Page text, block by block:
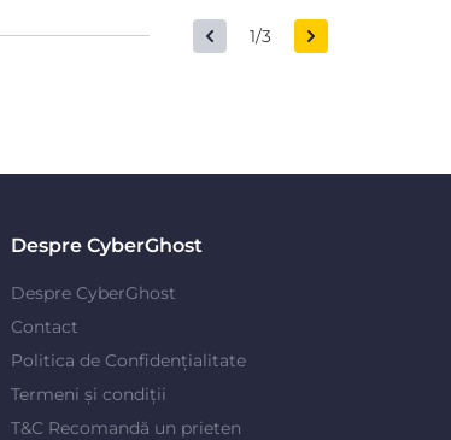
1/3
Despre CyberGhost
Despre CyberGhost
Contact
Politica de Confidențialitate
Termeni și condiții
T&C Recomandă un prieten